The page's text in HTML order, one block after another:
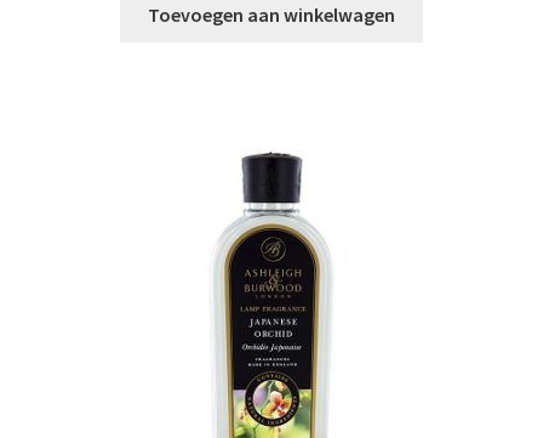
Toevoegen aan winkelwagen